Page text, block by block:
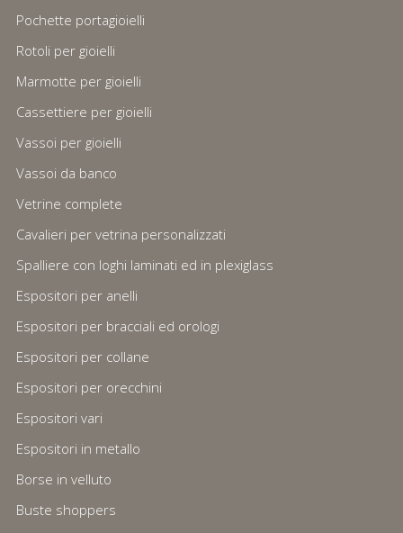
Pochette portagioielli
Rotoli per gioielli
Marmotte per gioielli
Cassettiere per gioielli
Vassoi per gioielli
Vassoi da banco
Vetrine complete
Cavalieri per vetrina personalizzati
Spalliere con loghi laminati ed in plexiglass
Espositori per anelli
Espositori per bracciali ed orologi
Espositori per collane
Espositori per orecchini
Espositori vari
Espositori in metallo
Borse in velluto
Buste shoppers